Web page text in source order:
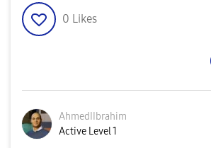
0 Likes
AhmedIIbrahim
Active Level 1